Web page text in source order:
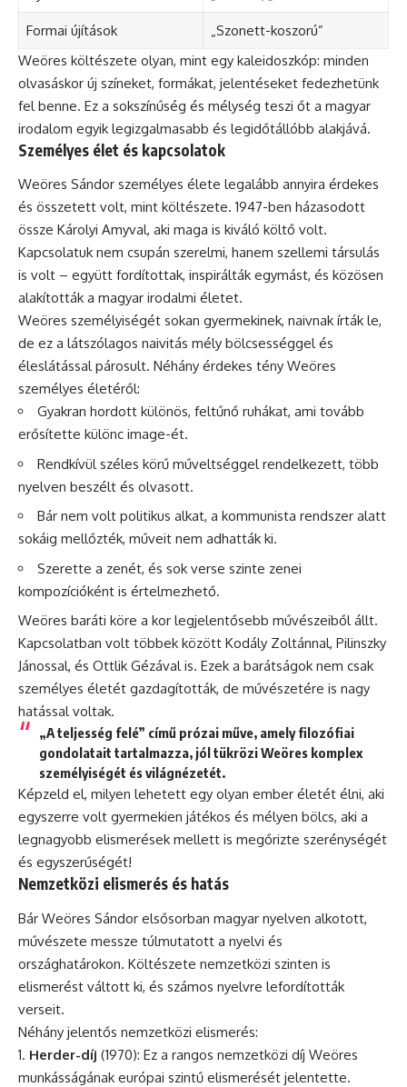
Formai újítások
„Szonett-koszorú”
Weöres költészete olyan, mint egy kaleidoszkóp: minden
olvasáskor új színeket, formákat, jelentéseket fedezhetünk
fel benne. Ez a sokszínűség és mélység teszi őt a magyar
irodalom egyik legizgalmasabb és legidőtállóbb alakjává.
Személyes élet és kapcsolatok
Weöres Sándor személyes élete legalább annyira érdekes
és összetett volt, mint költészete. 1947-ben házasodott
össze Károlyi Amyval, aki maga is kiváló költő volt.
Kapcsolatuk nem csupán szerelmi, hanem szellemi társulás
is volt – együtt fordítottak, inspirálták egymást, és közösen
alakították a magyar irodalmi életet.
Weöres személyiségét sokan gyermekinek, naivnak írták le,
de ez a látszólagos naivitás mély bölcsességgel és
éleslátással párosult. Néhány érdekes tény Weöres
személyes életéről:
Gyakran hordott különös, feltűnő ruhákat, ami tovább
erősítette különc image-ét.
Rendkívül széles körű műveltséggel rendelkezett, több
nyelven beszélt és olvasott.
Bár nem volt politikus alkat, a kommunista rendszer alatt
sokáig mellőzték, műveit nem adhatták ki.
Szerette a zenét, és sok verse szinte zenei
kompozícióként is értelmezhető.
Weöres baráti köre a kor legjelentősebb művészeiből állt.
Kapcsolatban volt többek között Kodály Zoltánnal, Pilinszky
Jánossal, és Ottlik Gézával is. Ezek a barátságok nem csak
személyes életét gazdagították, de művészetére is nagy
hatással voltak.
„A teljesség felé” című prózai műve, amely filozófiai
gondolatait tartalmazza, jól tükrözi Weöres komplex
személyiségét és világnézetét.
Képzeld el, milyen lehetett egy olyan ember életét élni, aki
egyszerre volt gyermekien játékos és mélyen bölcs, aki a
legnagyobb elismerések mellett is megőrizte szerénységét
és egyszerűségét!
Nemzetközi elismerés és hatás
Bár Weöres Sándor elsősorban magyar nyelven alkotott,
művészete messze túlmutatott a nyelvi és
országhatárokon. Költészete nemzetközi szinten is
elismerést váltott ki, és számos nyelvre lefordították
verseit.
Néhány jelentős nemzetközi elismerés:
Herder-díj (1970): Ez a rangos nemzetközi díj Weöres
munkásságának európai szintű elismerését jelentette.